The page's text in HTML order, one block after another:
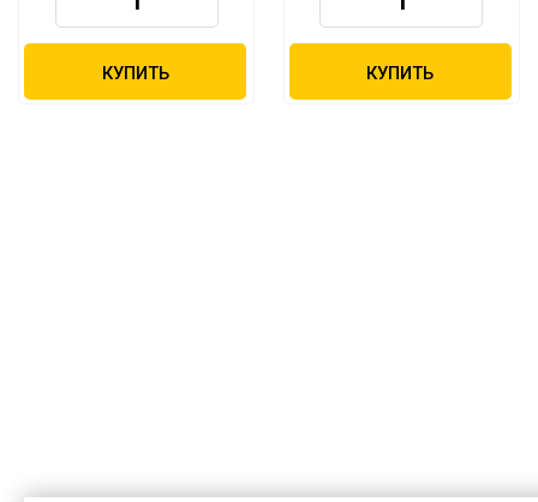
КУПИТЬ КУПИТЬ